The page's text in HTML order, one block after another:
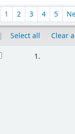
1 2 3 4 5
| Select all
Clear
1.